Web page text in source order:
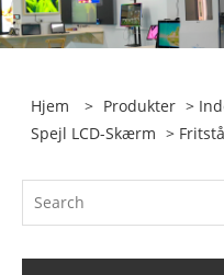
Hjem > Produkter >
Spejl LCD-Skærm >